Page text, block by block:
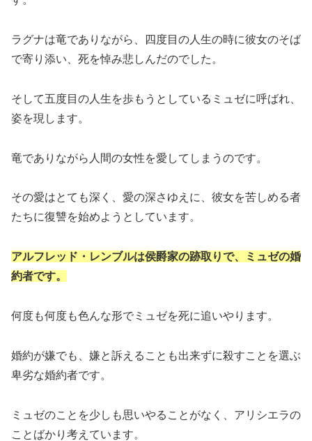
ラグナは竜でありながら、四度目の人生の時に彼女のそば
で寄り添い、死を悼み悲しんだのでした。
そして五度目の人生を歩もうとしているミュゼに呼ばれ、
姿を現します。
竜でありながら人間の女性を愛してしまうのです。
その愛はとても深く、愛の深さゆえに、彼女を苦しめる者
たちに復讐を始めようとしています。
アルフレッド・レンブルは侯爵家の跡取りで、ミュゼの婚
約者です。
何度も何度も色んな形でミュゼを死に追いやります。
婚約が嫌でも、嫌と訴えることも出来ずに殺すことを選ぶ
卑劣な婚約者です。
ミュゼのことを少しも思いやることがなく、アリシエラの
ことばかり考えています。